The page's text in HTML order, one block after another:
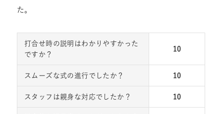
た。
打合せ時の説明はわかりやすかった
ですか？
10
スムーズな式の進行でしたか？ 10
スタッフは親身な対応でしたか？ 10